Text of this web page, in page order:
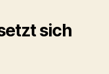
sich